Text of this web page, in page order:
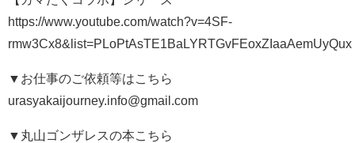
https://www.youtube.com/watch?v=4SF-
rmw3Cx8&list=PLoPtAsTE1BaLYRTGvFEoxZIaaAemUyQux
▼お仕事のご依頼等はこちら
urasyakaijourney.info@gmail.com
▼丸山ゴンザレスの本こちら